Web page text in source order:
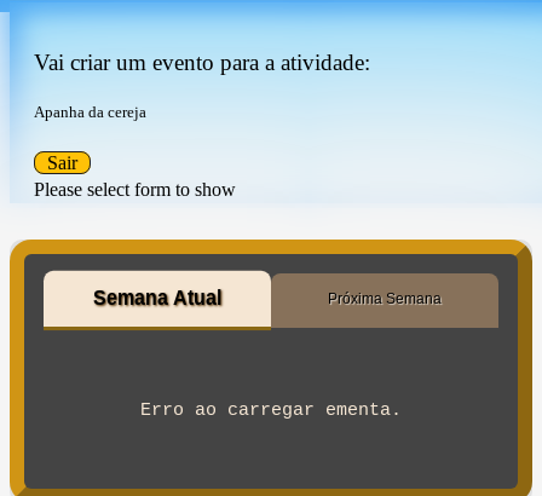
Vai criar um evento para a atividade:
Apanha da cereja
Please select form to show
Sair
Semana Atual Próxima Semana
Erro ao carregar ementa.